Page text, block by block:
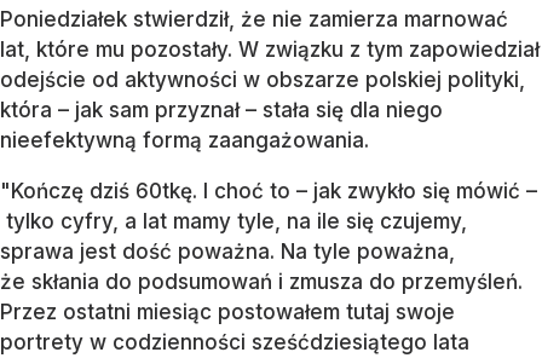
Poniedziałek stwierdził, że nie zamierza marnować
lat, które mu pozostały. W związku z tym zapowiedział
odejście od aktywności w obszarze polskiej polityki,
która – jak sam przyznał – stała się dla niego
nieefektywną formą zaangażowania.
"Kończę dziś 60tkę. I choć to – jak zwykło się mówić –
tylko cyfry, a lat mamy tyle, na ile się czujemy,
sprawa jest dość poważna. Na tyle poważna,
że skłania do podsumowań i zmusza do przemyśleń.
Przez ostatni miesiąc postowałem tutaj swoje
portrety w codzienności sześćdziesiątego lata